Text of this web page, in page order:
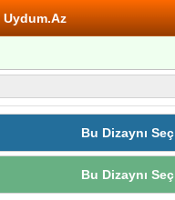
Uydum.Az
Bu Dizaynı Seç
Bu Dizaynı Seç